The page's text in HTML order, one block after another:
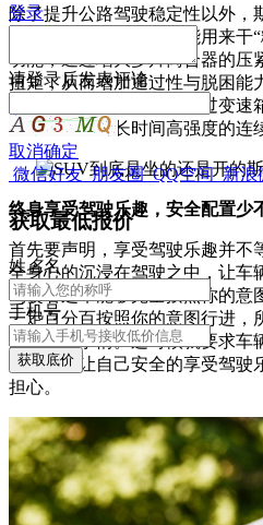
除了提升公路驾驶稳定性以外，
全时四轮驱动系统也是能用来
功能，通过增大多片离合器的压
扭矩，从而增加通过性与脱困能
于变速箱内，所有可以通过变
系统就能承受长时间高强度的连
终身享受驾驶乐趣，安全配置少
首先要声明，享受驾驶乐趣并不
全身心的沉浸在驾驶之中，让车
驾驶者之车能够完全按照你的意
一定百分百按照你的意图行进，
危险性的事情。这时候就要求车
统，既能让自己安全的享受驾
担心。
登录
请登录后发表评论
取消确定
微信好友 朋友圈 QQ空间 新浪
获取最低报价
姓名名
手机号
获取底价